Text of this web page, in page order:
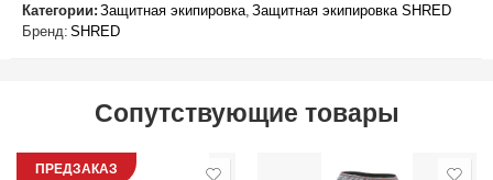
Категории: Защитная экипировка, Защитная экипировка SHRED
Бренд: SHRED
Сопутствующие товары
ПРЕДЗАКАЗ